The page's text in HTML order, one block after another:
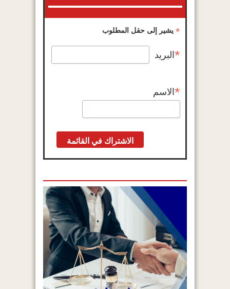
*يشير إلى حقل المطلوب
*البريد
*الاسم